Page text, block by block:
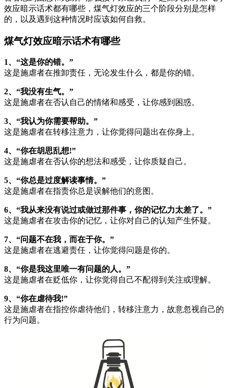
效应暗示话术都有哪些，煤气灯效应的三个阶段分别是怎样
的，以及遇到这种情况时应该如何自救。
煤气灯效应暗示话术有哪些
1、“这是你的错。”
这是施虐者在推卸责任，无论发生什么，都是你的错。
2、“我没有生气。”
这是施虐者在否认自己的情绪和感受，让你感到困惑。
3、“我认为你需要帮助。”
这是施虐者在转移注意力，让你觉得问题出在你身上。
4、“你在胡思乱想!”
这是施虐者在否认你的想法和感受，让你质疑自己。
5、“你总是过度解读事情。”
这是施虐者在指责你总是误解他们的意图。
6、“我从来没有说过或做过那件事，你的记忆力太差了。”
这是施虐者在攻击你的记忆，让你对自己的认知产生怀疑。
7、“问题不在我，而在于你。”
这是施虐者在逃避责任，让你觉得问题是你的。
8、“你是我这里唯一有问题的人。”
这是施虐者在贬低你，让你觉得自己不配得到关注或理解。
9、“你在虐待我!”
这是施虐者在指控你虐待他们，转移注意力，故意忽视自己的
行为问题。